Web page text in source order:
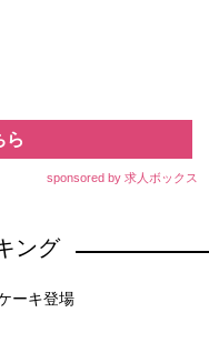
ら
sponsored by 求人ボックス
ング
ーキ登場